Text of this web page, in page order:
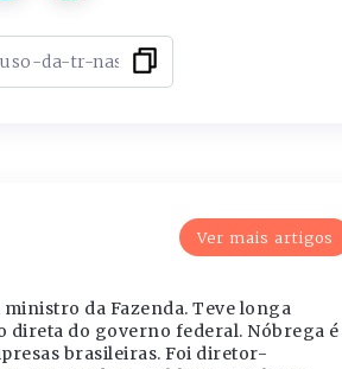
Ver mais artigos
da Fazenda. Teve longa
direta do governo federal. Nóbrega é
brasileiras. Foi diretor-